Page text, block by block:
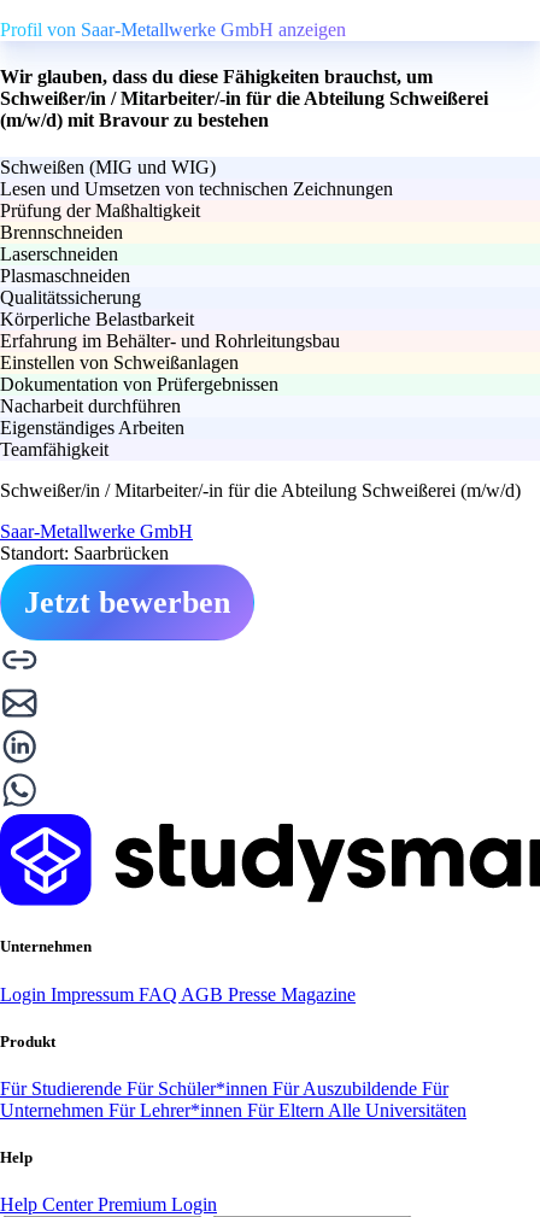
Profil von Saar-Metallwerke GmbH anzeigen
Wir glauben, dass du diese Fähigkeiten brauchst, um
Schweißer/in / Mitarbeiter/-in für die Abteilung Schweißerei
(m/w/d) mit Bravour zu bestehen
Schweißen (MIG und WIG)
Lesen und Umsetzen von technischen Zeichnungen
Prüfung der Maßhaltigkeit
Brennschneiden
Laserschneiden
Plasmaschneiden
Qualitätssicherung
Körperliche Belastbarkeit
Erfahrung im Behälter- und Rohrleitungsbau
Einstellen von Schweißanlagen
Dokumentation von Prüfergebnissen
Nacharbeit durchführen
Eigenständiges Arbeiten
Teamfähigkeit
Schweißer/in / Mitarbeiter/-in für die Abteilung Schweißerei (m/w/d)
Saar-Metallwerke GmbH
Standort: Saarbrücken
Jetzt bewerben
Unternehmen
Login Impressum FAQ AGB Presse Magazine
Produkt
Für Studierende Für Schüler*innen Für Auszubildende Für
Unternehmen Für Lehrer*innen Für Eltern Alle Universitäten
Help
Help CenterPremium Login